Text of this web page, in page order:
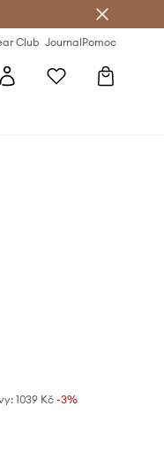
Club JournalPomoc
1039 Kč -3%